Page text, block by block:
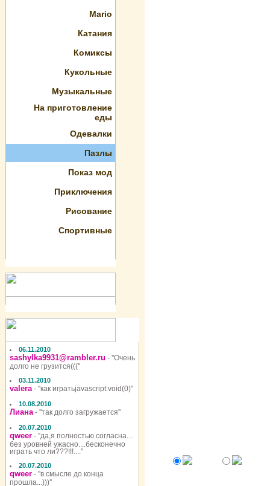
Mario
Катания
Комиксы
Кукольные
Музыкальные
На приготовление
еды
Одевалки
Пазлы
Показ мод
Приключения
Рисование
Спортивные
06.11.2010
sashylka9931@rambler.ru - ''Очень
долго не грузится(((''
03.11.2010
valera- ''как игратьjavascript:void(0)''
10.08.2010
Лиана- ''так долго загружается''
20.07.2010
qweer - ''да,я полностью согласна....
без уровней ужасно....бесконечно
играть что ли???!!!....''
20.07.2010
qweer - ''в смысле до конца
прошла...)))''